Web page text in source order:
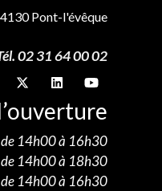
Pont-l'évêque
02 31 64 00 02
surnous sur
Suivez-nous sur
Suivez-nous sur
Suivez-nous sur
14h00 à 16h30
14h00 à 18h30
14h00 à 16h30